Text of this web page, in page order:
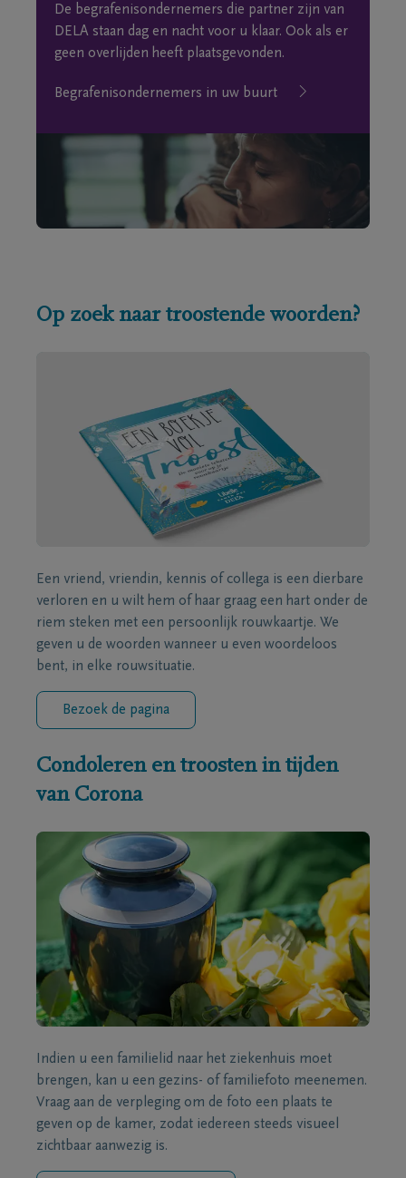
De begrafenisondernemers die partner zijn van
DELA staan dag en nacht voor u klaar. Ook als er
geen overlijden heeft plaatsgevonden.
Begrafenisondernemers in uw buurt
Op zoek naar troostende woorden?
Een vriend, vriendin, kennis of collega is een dierbare
verloren en u wilt hem of haar graag een hart onder de
riem steken met een persoonlijk rouwkaartje. We
geven u de woorden wanneer u even woordeloos
bent, in elke rouwsituatie.
Bezoek de pagina
Condoleren en troosten in tijden
van Corona
Indien u een familielid naar het ziekenhuis moet
brengen, kan u een gezins- of familiefoto meenemen.
Vraag aan de verpleging om de foto een plaats te
geven op de kamer, zodat iedereen steeds visueel
zichtbaar aanwezig is.